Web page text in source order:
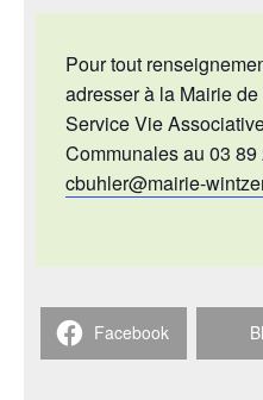
Pour tout
adresser à la Mairie
Service Vie
Communales au 03
cbuhler@mairie-
Facebook